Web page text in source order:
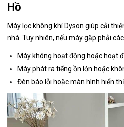
Hồ
Máy lọc không khí Dyson giúp cải
nhà. Tuy nhiên, nếu máy gặp phải
Máy không hoạt động hoặc hoạt
Máy phát ra tiếng ồn lớn hoặc
Đèn báo lỗi hoặc màn hình hiển